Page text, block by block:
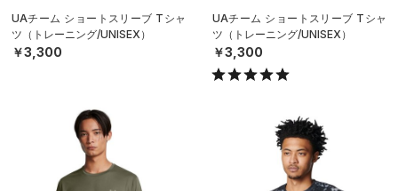
UAチーム ショートスリーブ Tシャ
ツ（トレーニング/UNISEX）
￥3,300
UAチーム ショートスリーブ Tシャ
ツ（トレーニング/UNISEX）
￥3,300